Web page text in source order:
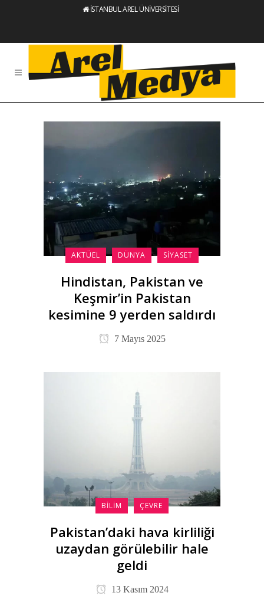
İSTANBUL AREL ÜNİVERSİTESİ
AKTÜEL DÜNYA SIYASET
Hindistan, Pakistan ve
Keşmir’in Pakistan
kesimine 9 yerden saldırdı
7 Mayıs 2025
BILIM ÇEVRE
Pakistan’daki hava kirliliği
uzaydan görülebilir hale
geldi
13 Kasım 2024